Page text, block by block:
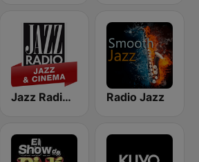
Jazz Radio Jazz & Cinema Radio Jazz